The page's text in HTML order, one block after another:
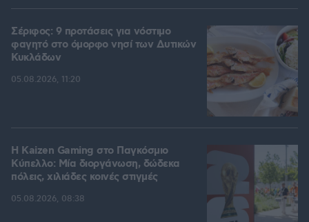
Σέριφος: 9 προτάσεις για νόστιμο
φαγητό στο όμορφο νησί των Δυτικών
Κυκλάδων
05.08.2026, 11:20
H Kaizen Gaming στο Παγκόσμιο
Kύπελλο: Μία διοργάνωση, δώδεκα
πόλεις, χιλιάδες κοινές στιγμές
05.08.2026, 08:38